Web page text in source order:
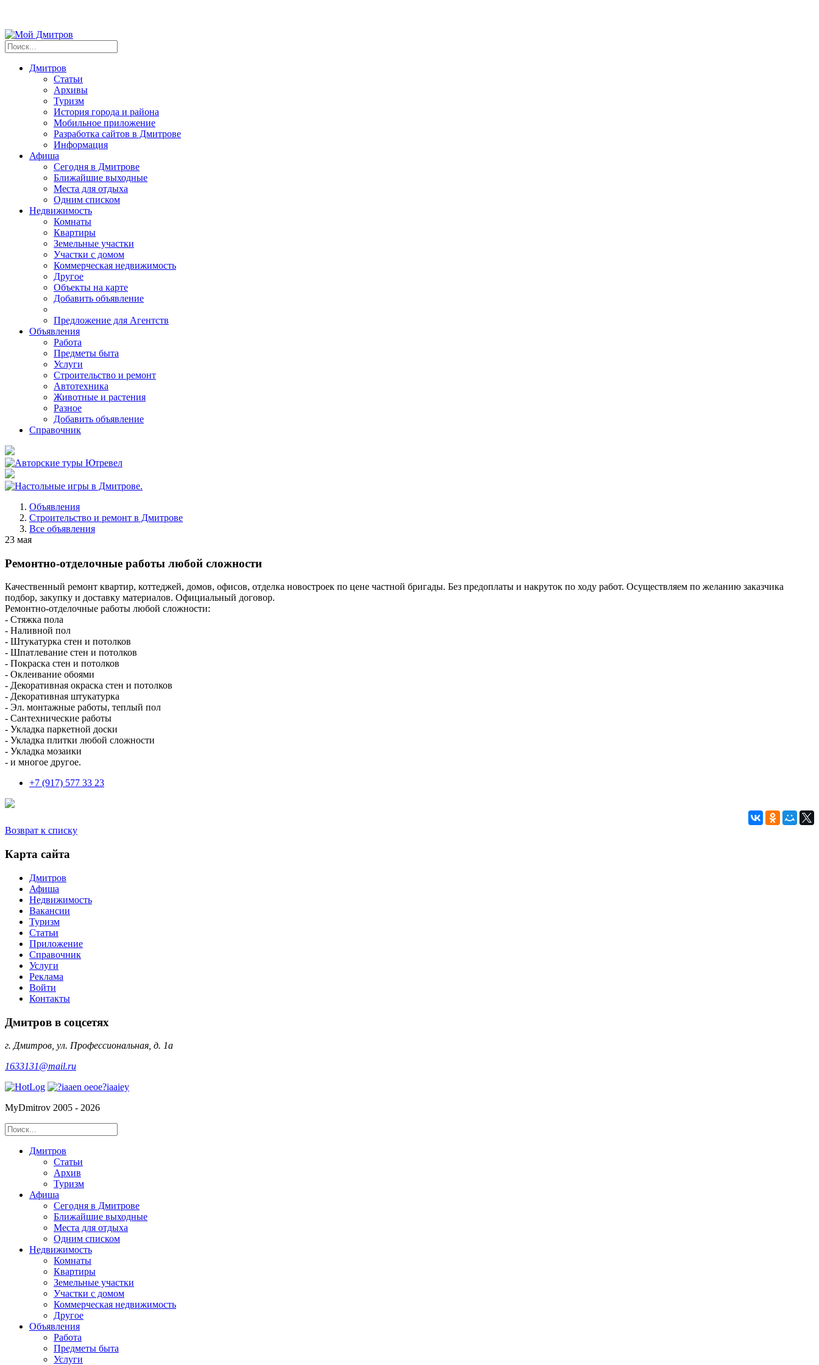
Дмитров
Статьи
Архивы
Туризм
История города и района
Мобильное приложение
Разработка сайтов в Дмитрове
Информация
Афиша
Сегодня в Дмитрове
Ближайшие выходные
Места для отдыха
Одним списком
Недвижимость
Комнаты
Квартиры
Земельные участки
Участки с домом
Коммерческая недвижимость
Другое
Объекты на карте
Добавить объявление
Предложение для Агентств
Объявления
Работа
Предметы быта
Услуги
Строительство и ремонт
Автотехника
Животные и растения
Разное
Добавить объявление
Справочник
Объявления
Строительство и ремонт в Дмитрове
Все объявления
23 мая
Ремонтно-отделочные работы любой сложности
Качественный ремонт квартир, коттеджей, домов, офисов, отделка новостроек по цене частной бригады. Без предоплаты и накруток по ходу работ. Осуществляем по желанию заказчика
подбор, закупку и доставку материалов. Официальный договор.
Ремонтно-отделочные работы любой сложности:
- Стяжка пола
- Наливной пол
- Штукатурка стен и потолков
- Шпатлевание стен и потолков
- Покраска стен и потолков
- Оклеивание обоями
- Декоративная окраска стен и потолков
- Декоративная штукатурка
- Эл. монтажные работы, теплый пол
- Сантехнические работы
- Укладка паркетной доски
- Укладка плитки любой сложности
- Укладка мозаики
- и многое другое.
+7 (917) 577 33 23
Возврат к списку
Карта сайта
Дмитров
Афиша
Недвижимость
Вакансии
Туризм
Статьи
Приложение
Справочник
Услуги
Реклама
Войти
Контакты
Дмитров в соцсетях
г. Дмитров, ул. Профессиональная, д. 1а
1633131@mail.ru
MyDmitrov 2005 - 2026
Дмитров
Статьи
Архив
Туризм
Афиша
Сегодня в Дмитрове
Ближайшие выходные
Места для отдыха
Одним списком
Недвижимость
Комнаты
Квартиры
Земельные участки
Участки с домом
Коммерческая недвижимость
Другое
Объявления
Работа
Предметы быта
Услуги